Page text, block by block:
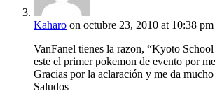
Kaharo on octubre 23, 2010 at 10:38 pm
VanFanel tienes la razon, “Kyoto
este el primer pokemon de evento por
Gracias por la aclaración y me da
Saludos